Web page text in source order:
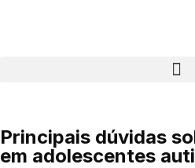
Principais dúvidas
em adolescentes